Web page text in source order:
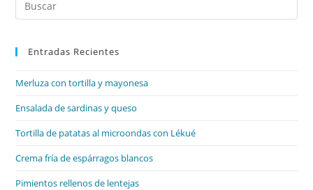
Entradas Recientes
Merluza con tortilla y mayonesa
Ensalada de sardinas y queso
Tortilla de patatas al microondas con Lékué
Crema fría de espárragos blancos
Pimientos rellenos de lentejas